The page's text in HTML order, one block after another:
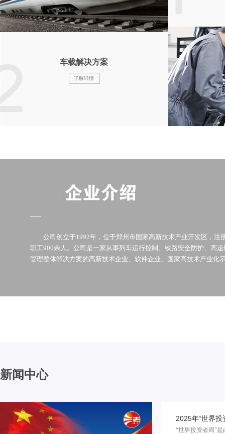
车载解决方案
了解详情
公司创立于1992年，位于郑州市国家高新技术产业开发区，注
职工900余人。公司是一家从事列车运行控制、铁路安全防护、高
管理整体解决方案的高新技术企业、软件企业、国家高技术产业化
新闻中心
2025年“世界投
“世界投资者周”